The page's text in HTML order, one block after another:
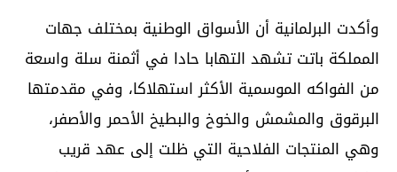
وأكدت البرلمانية أن الأسواق الوطنية بمختلف جهات
المملكة باتت تشهد التهابا حادا في أثمنة سلة واسعة
من الفواكه الموسمية الأكثر استهلاكا، وفي مقدمتها
البرقوق والمشمش والخوخ والبطيخ الأحمر والأصفر،
وهي المنتجات الفلاحية التي ظلت إلى عهد قريب